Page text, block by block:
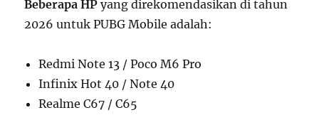
Beberapa HP yang direkomendasikan di tahun
2026 untuk PUBG Mobile adalah:
Redmi Note 13 / Poco M6 Pro
Infinix Hot 40 / Note 40
Realme C67 / C65